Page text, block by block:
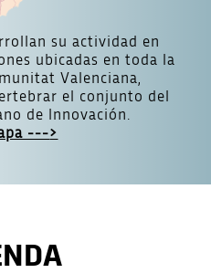
su actividad en
ubicadas en toda la
Valenciana,
el conjunto del
de Innovación.
--->